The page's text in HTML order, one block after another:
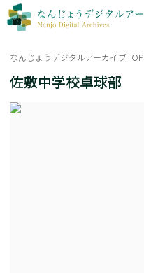
なんじょうデジタルアーカイブTOP
佐敷中学校卓球部